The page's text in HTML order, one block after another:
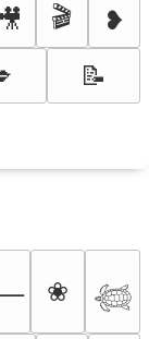
🎥 🎬
❥
📝
❀
𓆉